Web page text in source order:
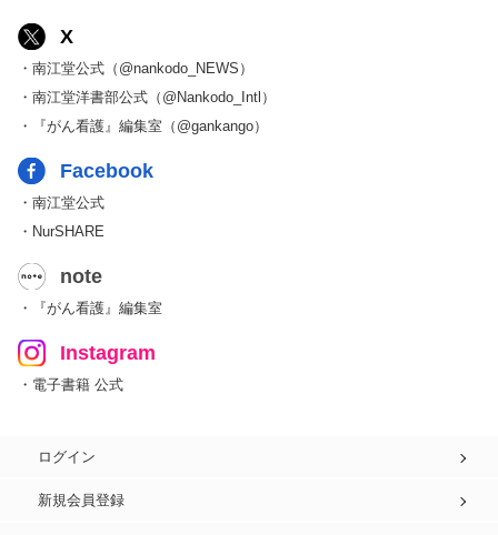
X
・南江堂公式（@nankodo_NEWS）
・南江堂洋書部公式（@Nankodo_Intl）
・『がん看護』編集室（@gankango）
Facebook
・南江堂公式
・NurSHARE
note
・『がん看護』編集室
Instagram
・電子書籍 公式
ログイン
新規会員登録